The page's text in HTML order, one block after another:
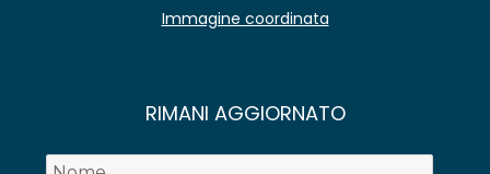
Immagine coordinata
RIMANI AGGIORNATO